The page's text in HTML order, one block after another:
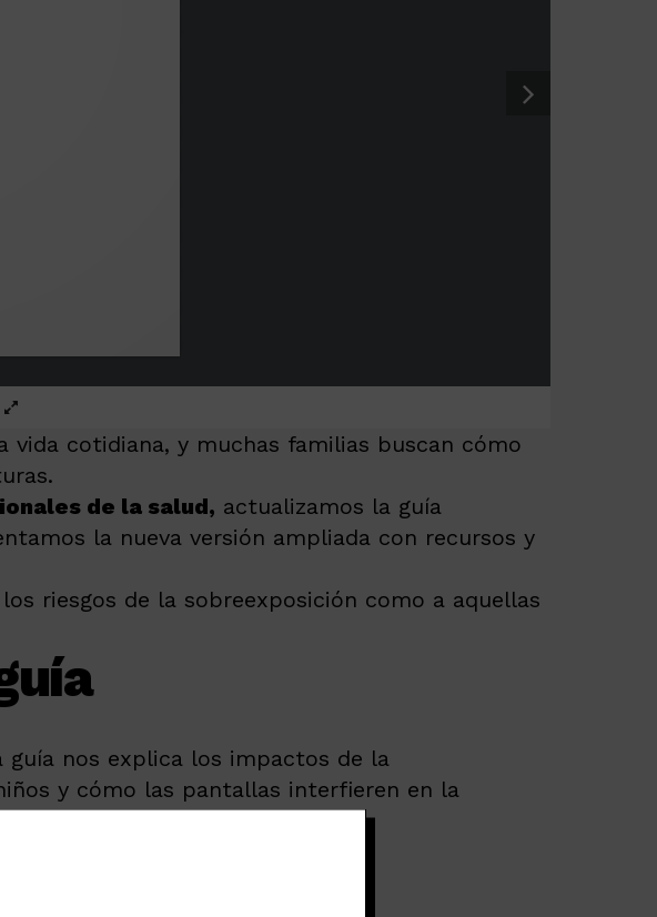
cotidiana, y muchas familias buscan cómo
de la salud, actualizamos la guía
la nueva versión ampliada con recursos y
riesgos de la sobreexposición como a aquellas
nos explica los impactos de la
y cómo las pantallas interfieren en la
y práctica.